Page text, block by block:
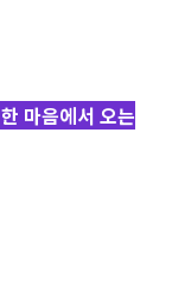
마음에서 오는